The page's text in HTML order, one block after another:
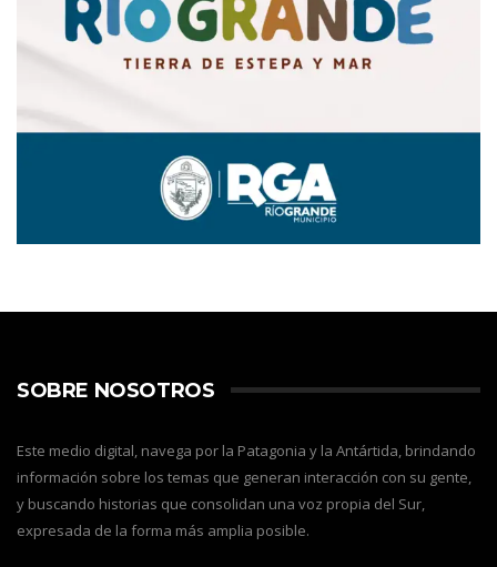
SOBRE NOSOTROS
Este medio digital, navega por la Patagonia y la Antártida, brindando
información sobre los temas que generan interacción con su gente,
y buscando historias que consolidan una voz propia del Sur,
expresada de la forma más amplia posible.